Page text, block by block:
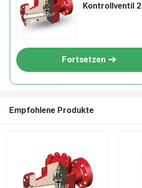
Kontrollventil
Fortsetzen
Empfohlene Produkte